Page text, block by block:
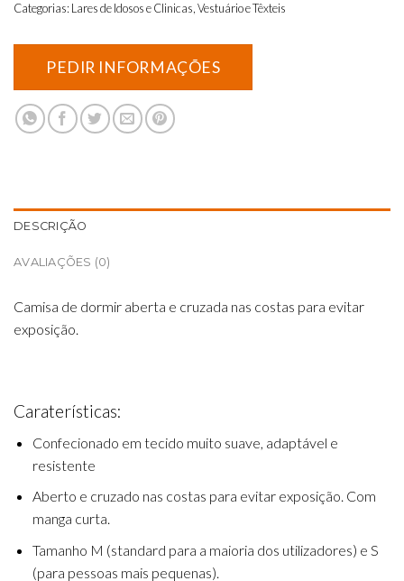
Categorias: Lares de Idosos e Clinicas,Vestuário e Têxteis
DESCRIÇÃO
AVALIAÇÕES (0)
Camisa de dormir aberta e cruzada nas costas para evitar
exposição.
Caraterísticas:
Confecionado em tecido muito suave, adaptável e
resistente
Aberto e cruzado nas costas para evitar exposição. Com
manga curta.
Tamanho M (standard para a maioria dos utilizadores) e S
(para pessoas mais pequenas).